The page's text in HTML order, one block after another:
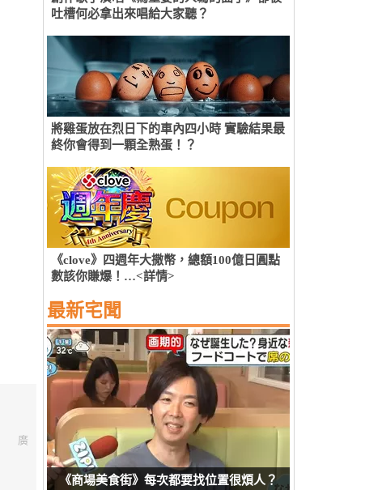
廣
吐槽何必拿出來唱給大家聽？
將雞蛋放在烈日下的車內四小時 實驗結果最
終你會得到一顆全熟蛋！？
《clove》四週年大撒幣，總額100億日圓點
數該你賺爆！…<詳情>
最新宅聞
《商場美食街》每次都要找位置很煩人？